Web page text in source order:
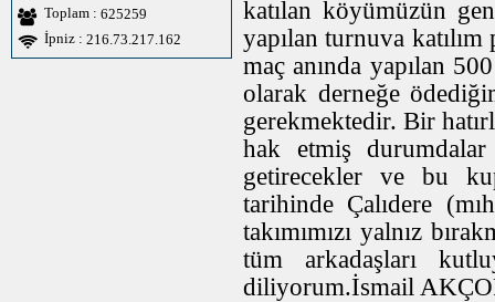
Toplam : 625259
İpniz : 216.73.217.162
katılan köyümüzün
yapılan turnuva
maç anında yapılan
olarak derneğe
gerekmektedir. Bir
hak etmiş
getirecekler ve bu
tarihinde Çalıdere
takımımızı yalnız
tüm arkadaşları
diliyorum.İsmail